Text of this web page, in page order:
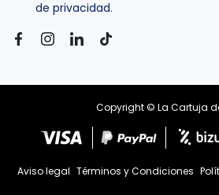
de privacidad.
Copyright © La Cartuja
Aviso legal Términos y Condiciones